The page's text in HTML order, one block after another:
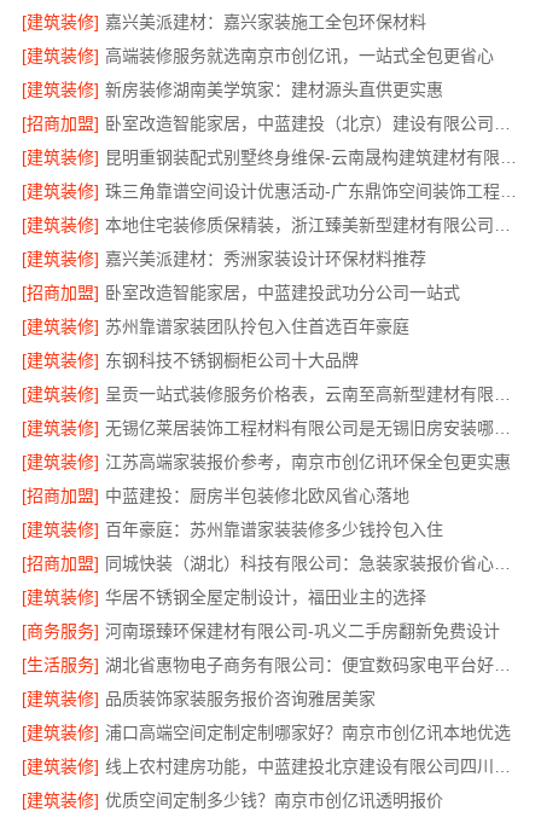
[建筑装修] 嘉兴美派建材：嘉兴家装施工全包环保材料
[建筑装修] 高端装修服务就选南京市创亿讯，一站式全包更省心
[建筑装修] 新房装修湖南美学筑家：建材源头直供更实惠
[招商加盟]
[建筑装修]
[建筑装修]
珠三角靠谱空间设计优惠活动-广东鼎饰空间装饰工程有限公司
[建筑装修]
[建筑装修] 嘉兴美派建材：秀洲家装设计环保材料推荐
[招商加盟] 卧室改造智能家居，中蓝建投武功分公司一站式
[建筑装修] 苏州靠谱家装团队拎包入住首选百年豪庭
[建筑装修] 东钢科技不锈钢橱柜公司十大品牌
[建筑装修]
[建筑装修]
无锡亿莱居装饰工程材料有限公司是无锡旧房安装哪家专业的首选
[建筑装修] 江苏高端家装报价参考，南京市创亿讯环保全包更实惠
[招商加盟] 中蓝建投：厨房半包装修北欧风省心落地
[建筑装修] 百年豪庭：苏州靠谱家装装修多少钱拎包入住
[招商加盟]
同城快装（湖北）科技有限公司：急装家装报价省心，透明无套路
[建筑装修] 华居不锈钢全屋定制设计，福田业主的选择
[商务服务] 河南璟臻环保建材有限公司-巩义二手房翻新免费设计
[生活服务]
湖北省惠物电子商务有限公司：便宜数码家电平台好不好？
[建筑装修] 品质装饰家装服务报价咨询雅居美家
[建筑装修] 浦口高端空间定制定制哪家好？南京市创亿讯本地优选
[建筑装修]
[建筑装修] 优质空间定制多少钱？南京市创亿讯透明报价